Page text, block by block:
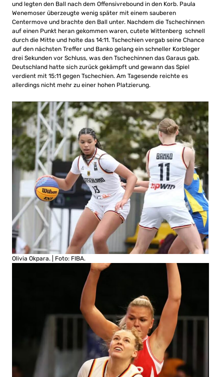
und legten den Ball nach dem Offensivrebound in den Korb. Paula
Wenemoser überzeugte wenig später mit einem sauberen
Centermove und brachte den Ball unter. Nachdem die Tschechinnen
auf einen Punkt heran gekommen waren, cutete Wittenberg schnell
durch die Mitte und holte das 14:11. Tschechien vergab seine Chance
auf den nächsten Treffer und Banko gelang ein schneller Korbleger
drei Sekunden vor Schluss, was den Tschechinnen das Garaus gab.
Deutschland hatte sich zurück gekämpft und gewann das Spiel
verdient mit 15:11 gegen Tschechien. Am Tagesende reichte es
allerdings nicht mehr zu einer hohen Platzierung.
Olivia Okpara. | Foto: FIBA.